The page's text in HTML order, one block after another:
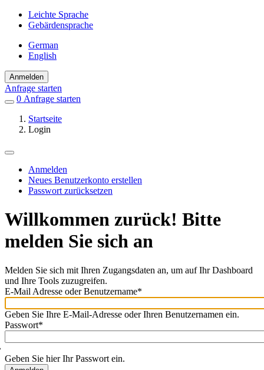
Leichte Sprache
Gebärdensprache
German
English
Anmelden
Anfrage starten
0 Einträge
Favoriten
Anfrage starten
Startseite
Login
Primäre
Reiter
Anmelden
Neues Benutzerkonto erstellen
Passwort zurücksetzen
Willkommen zurück! Bitte
melden Sie sich an
Melden Sie sich mit Ihren Zugangsdaten an, um auf Ihr Dashboard
und Ihre Tools zuzugreifen.
Willkommen
zurück!
Bitte
melden
Sie
sich
an
E-Mail Adresse oder Benutzername*
Geben Sie Ihre E-Mail-Adresse oder Ihren Benutzernamen ein.
Passwort*
Geben Sie hier Ihr Passwort ein.